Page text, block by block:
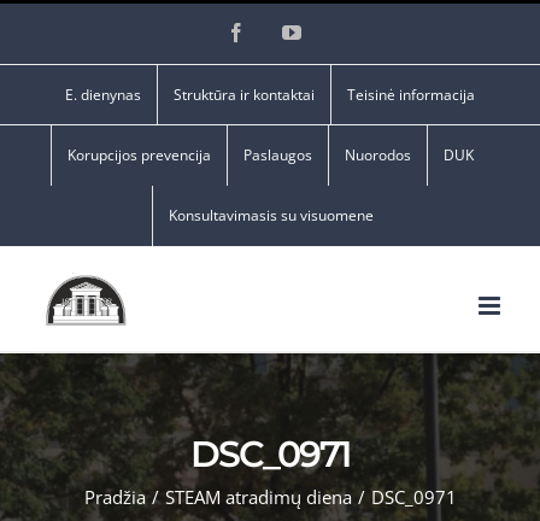
FacebookYouTube
E. dienynas Struktūra ir kontaktai Teisinė informacija
Korupcijos prevencija Paslaugos Nuorodos DUK
Konsultavimasis su visuomene
DSC_0971
Pradžia / STEAM atradimų diena / DSC_0971